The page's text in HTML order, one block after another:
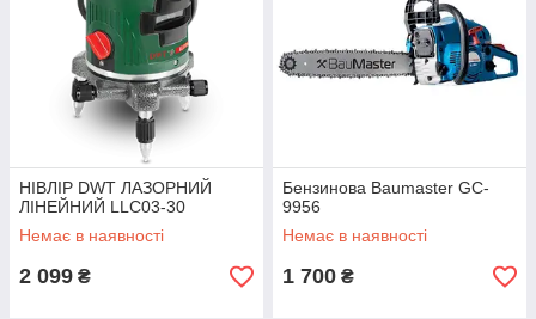
НІВЛІР DWT ЛАЗОРНИЙ
ЛІНЕЙНИЙ LLC03-30
Немає в наявності
2 099 ₴
Бензинова Baumaster GC-
9956
Немає в наявності
1 700 ₴